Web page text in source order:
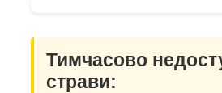
Тимчасово
страви: